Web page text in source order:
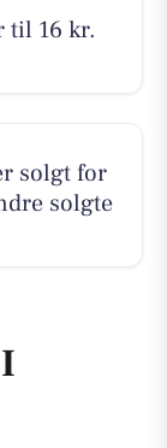
til 16 kr.
solgt for
solgte